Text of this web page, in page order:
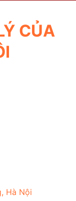
CỦA
Hà Nội